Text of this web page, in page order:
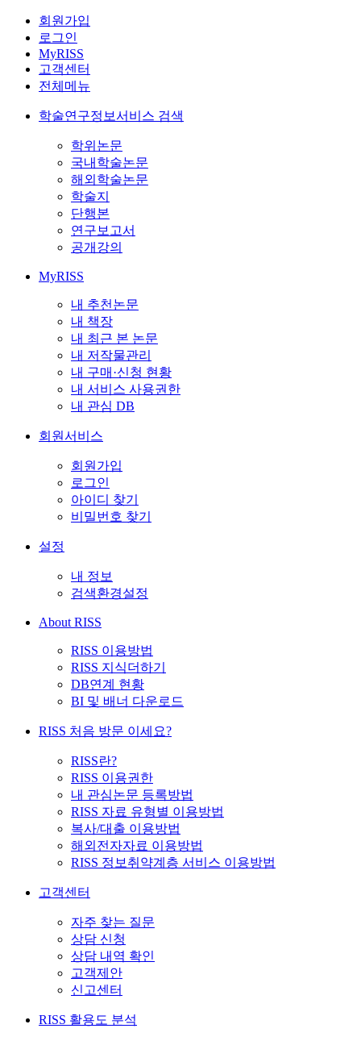
회원가입
로그인
MyRISS
고객센터
전체메뉴
학술연구정보서비스 검색
학위논문
국내학술논문
해외학술논문
학술지
단행본
연구보고서
공개강의
MyRISS
내 추천논문
내 책장
내 최근 본 논문
내 저작물관리
내 구매·신청 현황
내 서비스 사용권한
내 관심 DB
회원서비스
회원가입
로그인
아이디 찾기
비밀번호 찾기
설정
내 정보
검색환경설정
About RISS
RISS 이용방법
RISS 지식더하기
DB연계 현황
BI 및 배너 다운로드
RISS 처음 방문 이세요?
RISS란?
RISS 이용권한
내 관심논문 등록방법
RISS 자료 유형별 이용방법
복사/대출 이용방법
해외전자자료 이용방법
RISS 정보취약계층 서비스 이용방법
고객센터
자주 찾는 질문
상담 신청
상담 내역 확인
고객제안
신고센터
RISS 활용도 분석